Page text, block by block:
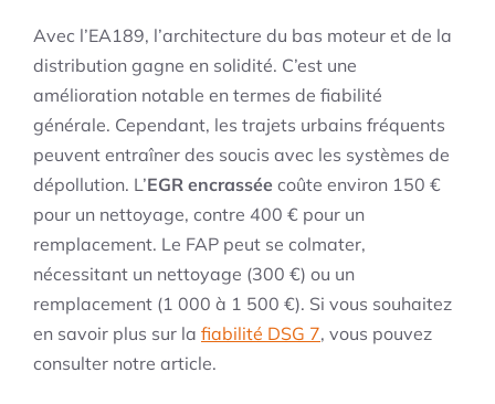
Avec l’EA189, l’architecture du bas moteur et de la
distribution gagne en solidité. C’est une
amélioration notable en termes de fiabilité
générale. Cependant, les trajets urbains fréquents
peuvent entraîner des soucis avec les systèmes de
dépollution. L’EGR encrassée coûte environ 150 €
pour un nettoyage, contre 400 € pour un
remplacement. Le FAP peut se colmater,
nécessitant un nettoyage (300 €) ou un
remplacement (1 000 à 1 500 €). Si vous souhaitez
en savoir plus sur la fiabilité DSG 7, vous pouvez
consulter notre article.